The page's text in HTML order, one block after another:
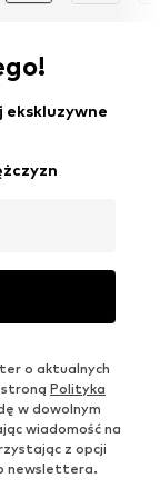
o aktualnych
Polityka
w dowolnym
wiadomość na
z opcji
newslettera.